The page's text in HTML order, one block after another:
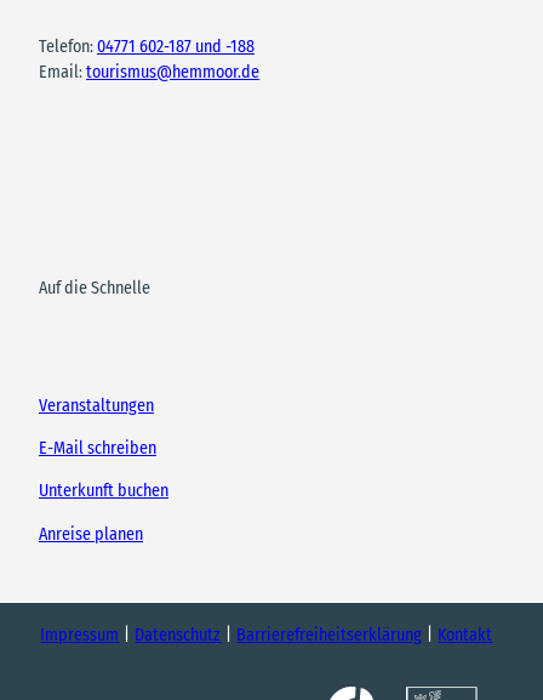
Telefon:04771 602-187 und -188
Email:tourismus@hemmoor.de
Auf die Schnelle
Veranstaltungen
E-Mail schreiben
Unterkunft buchen
Anreise planen
Impressum Datenschutz Barrierefreiheitserklärung Kontakt